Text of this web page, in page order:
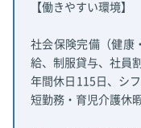
【働きやすい環境】
社会保険完備（健康
給、制服貸与、社員
年間休日115日、シ
短勤務・育児介護休